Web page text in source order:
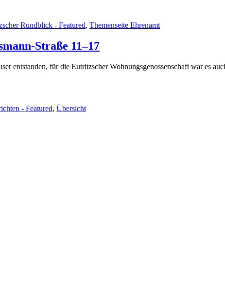
Rundblick - Featured, Themenseite Ehrenamt
Straße 11–17
entstanden, für die Eutritzscher Wohnungsgenossenschaft war es
- Featured, Übersicht